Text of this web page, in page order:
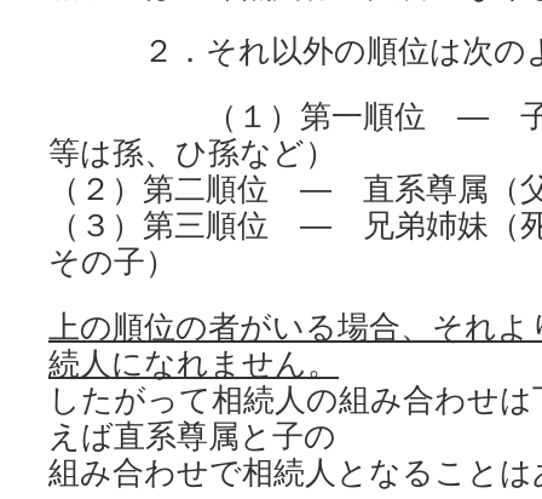
２．それ以外の順位は次の
（１）第一順位 ― 子（
等は孫、ひ孫など）
（２）第二順位 ― 直系尊属（
（３）第三順位 ― 兄弟姉妹（
その子）
上の順位の者がいる場合、それ
続人になれません。
したがって相続人の組み合わせ
えば直系尊属と子の
組み合わせで相続人となること